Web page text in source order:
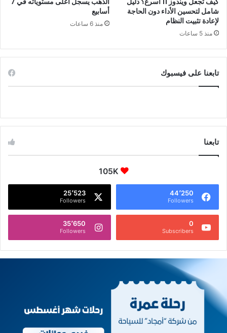
شامل لتحسين الأداء دون الحاجة
لإعادة تثبيت النظام
منذ 5 ساعات
أسابيع
منذ 6 ساعات
تابعنا على فيسبوك
تابعنا
105K
44٬250
Followers
25٬523
Followers
0
Subscribers
35٬650
Followers